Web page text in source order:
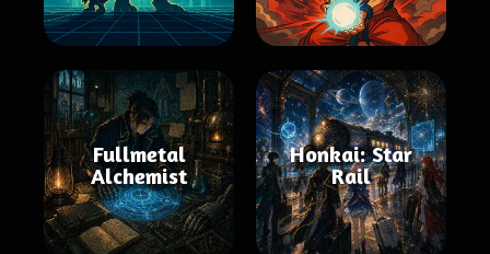
Fullmetal
Alchemist
Honkai: Star
Rail